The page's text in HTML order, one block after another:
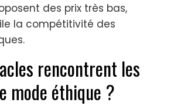
des prix très bas,
la compétitivité des
rencontrent les
mode éthique ?